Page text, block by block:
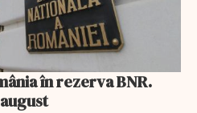
în rezerva BNR.